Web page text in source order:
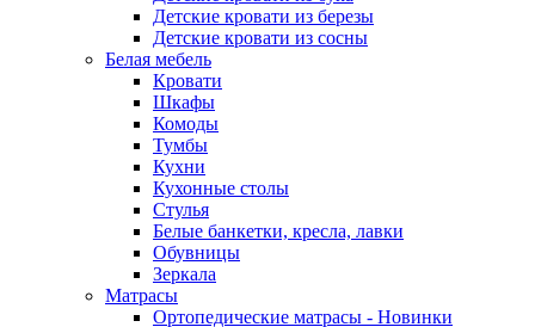
Детские кровати из березы
Детские кровати из сосны
Белая мебель
Кровати
Шкафы
Комоды
Тумбы
Кухни
Кухонные столы
Стулья
Белые банкетки, кресла, лавки
Обувницы
Зеркала
Матрасы
Ортопедические матрасы - Новинки